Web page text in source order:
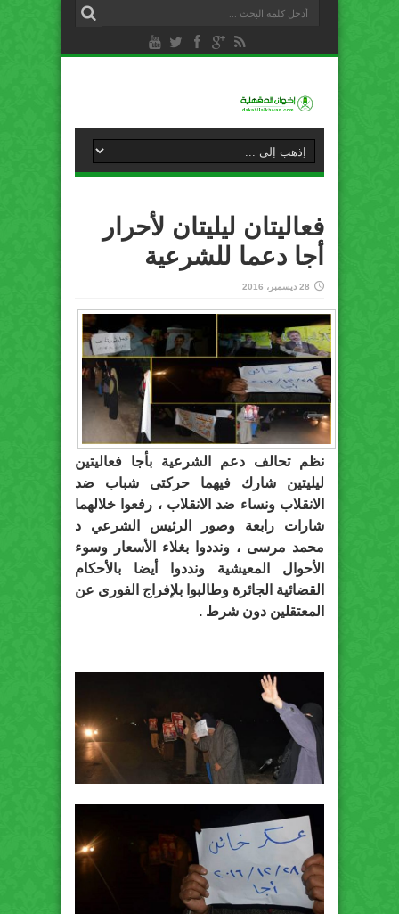
فعاليتان ليليتان لأحرار
أجا دعما للشرعية
28 ديسمبر، 2016
نظم تحالف دعم الشرعية بأجا فعاليتين
ليليتين شارك فيهما حركتى شباب ضد
الانقلاب ونساء ضد الانقلاب ، رفعوا خلالهما
شارات رابعة وصور الرئيس الشرعي د
محمد مرسى ، ونددوا بغلاء الأسعار وسوء
الأحوال المعيشية ونددوا أيضا بالأحكام
القضائية الجائرة وطالبوا بلإفراج الفورى عن
المعتقلين دون شرط .